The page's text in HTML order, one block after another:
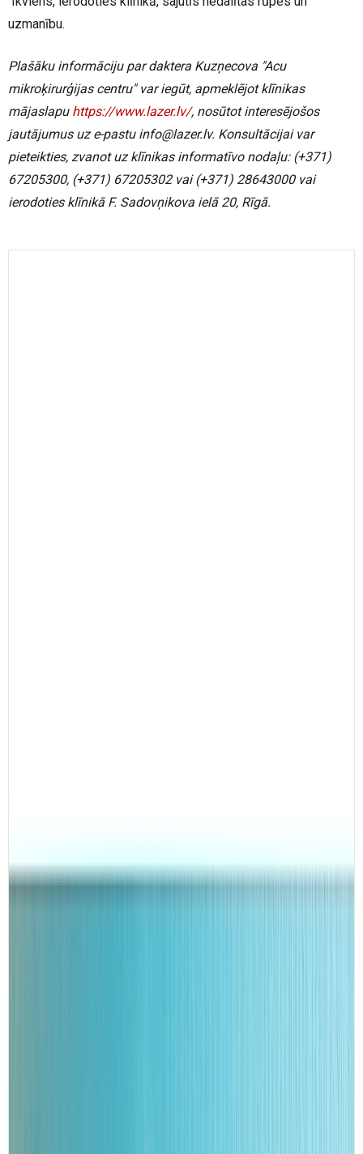
uzmanību.
Plašāku informāciju par daktera Kuzņecova "Acu
mikroķirurģijas centru" var iegūt, apmeklējot klīnikas
mājaslapu https://www.lazer.lv/, nosūtot interesējošos
jautājumus uz e-pastu info@lazer.lv. Konsultācijai var
pieteikties, zvanot uz klīnikas informatīvo nodaļu: (+371)
67205300, (+371) 67205302 vai (+371) 28643000 vai
ierodoties klīnikā F. Sadovņikova ielā 20, Rīgā.